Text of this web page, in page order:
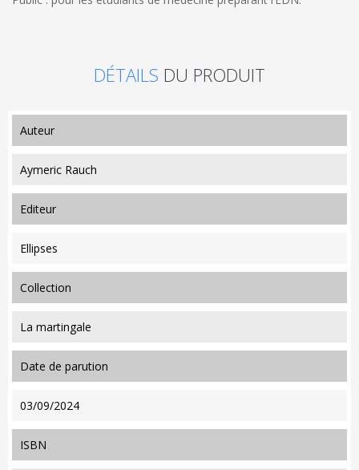
DÉTAILS DU PRODUIT
auteur
Aymeric Rauch
editeur
Ellipses
collection
La martingale
date de parution
03/09/2024
ISBN